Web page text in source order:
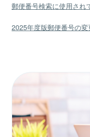
郵便番号検索に使用され
2025年度版郵便番号の変